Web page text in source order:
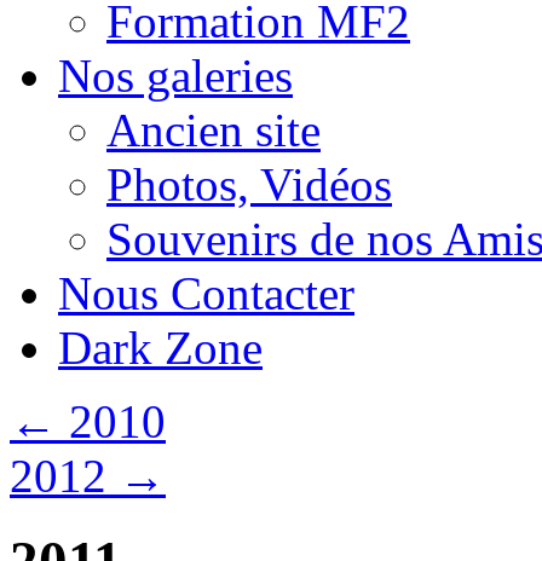
Formation MF2
Nos galeries
Ancien site
Photos, Vidéos
Souvenirs de nos
Nous Contacter
Dark Zone
← 2010
2012 →